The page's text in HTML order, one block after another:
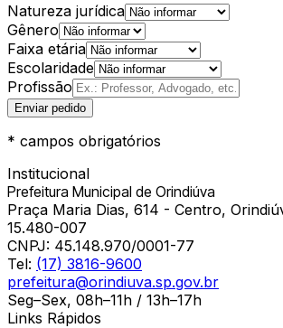
Natureza jurídica
Gênero
Faixa etária
Escolaridade
Profissão
Enviar pedido
* campos obrigatórios
Institucional
Prefeitura Municipal de Orindiúva
Praça Maria Dias, 614 - Centro,
15.480-007
CNPJ: 45.148.970/0001-77
Tel: (17) 3816-9600
prefeitura@orindiuva.sp.gov.br
Seg–Sex, 08h–11h / 13h–17h
Links Rápidos